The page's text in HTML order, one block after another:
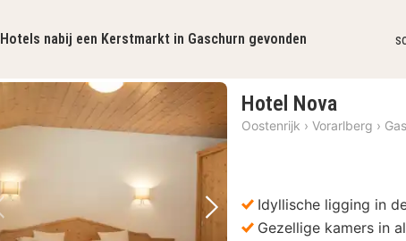
Hotels nabij een Kerstmarkt in Gaschurn gevonden
Vorige foto Volgende foto
Hotel Nova
nacht
Oostenrijk › Vorarlberg ›
Idyllische ligging in
Gezellige kamers in